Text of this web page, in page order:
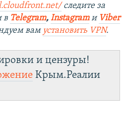
следите за
в Telegram, Instagramи Viber
вам установить VPN.
и цензуры!
Крым.Реалии